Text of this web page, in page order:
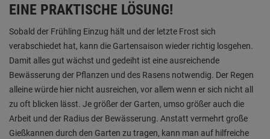
EINE PRAKTISCHE LÖSUNG!
Sobald der Frühling Einzug hält und der letzte Frost sich
verabschiedet hat, kann die Gartensaison wieder richtig losgehen.
Damit alles gut wächst und gedeiht ist eine ausreichende
Bewässerung der Pflanzen und des Rasens notwendig. Der Regen
alleine würde hier nicht ausreichen, vor allem wenn er sich nicht all
zu oft blicken lässt. Je größer der Garten, umso größer auch die
Arbeit und der Radius der Bewässerung. Anstatt vermehrt große
Gießkannen durch den Garten zu tragen, kann man auf hilfreiche